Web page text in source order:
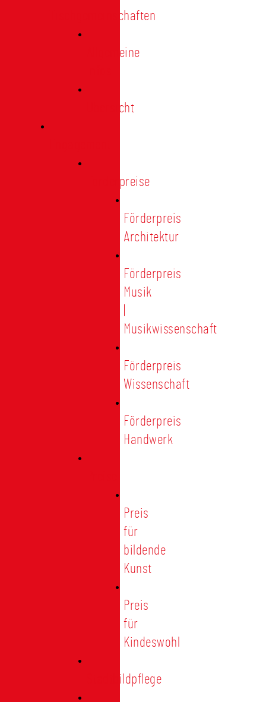
Tischgemeinschaften
Allgemeine
Übersicht
Förderpreise
Förderpreis
Architektur
Förderpreis
Musik
Musikwissenschaft
Förderpreis
Wissenschaft
Förderpreis
Handwerk
Preis
für
bildende
Kunst
Preis
für
Kindeswohl
Stadtbildpflege